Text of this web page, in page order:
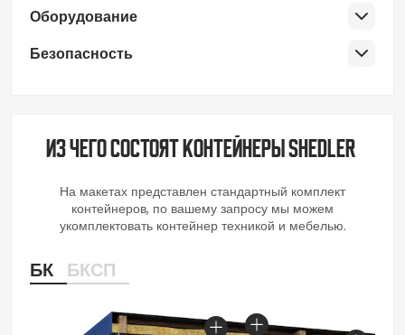
Оборудование
Безопасность
Из чего состоят контейнеры SHEDLER
На макетах представлен стандартный комплект
контейнеров, по вашему запросу мы можем
укомплектовать контейнер техникой и мебелью.
БК БКСП